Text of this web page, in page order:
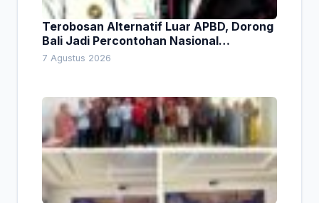
Terobosan Alternatif Luar APBD, Dorong
Bali Jadi Percontohan Nasional
Pembiayaan Daerah
7 Agustus 2026